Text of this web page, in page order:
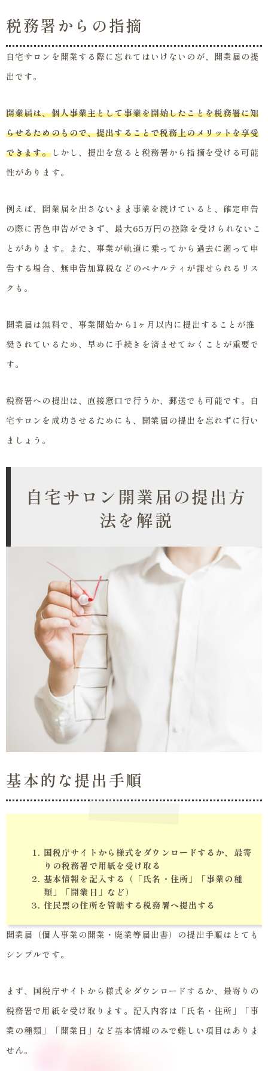
税務署からの指摘
自宅サロンを開業する際に忘れてはいけないのが、開業届の提
出です。
開業届は、個人事業主として事業を開始したことを税務署に知
らせるためのもので、提出することで税務上のメリットを享受
できます。しかし、提出を怠ると税務署から指摘を受ける可能
性があります。
例えば、開業届を出さないまま事業を続けていると、確定申告
の際に青色申告ができず、最大65万円の控除を受けられないこ
とがあります。また、事業が軌道に乗ってから過去に遡って申
告する場合、無申告加算税などのペナルティが課せられるリス
クも。
開業届は無料で、事業開始から1ヶ月以内に提出することが推
奨されているため、早めに手続きを済ませておくことが重要で
す。
税務署への提出は、直接窓口で行うか、郵送でも可能です。自
宅サロンを成功させるためにも、開業届の提出を忘れずに行い
ましょう。
自宅サロン開業届の提出方
法を解説
基本的な提出手順
国税庁サイトから様式をダウンロードするか、最寄
りの税務署で用紙を受け取る
基本情報を記入する（「氏名・住所」「事業の種
類」「開業日」など）
住民票の住所を管轄する税務署へ提出する
開業届（個人事業の開業・廃業等届出書）の提出手順はとても
シンプルです。
まず、国税庁サイトから様式をダウンロードするか、最寄りの
税務署で用紙を受け取ります。記入内容は「氏名・住所」「事
業の種類」「開業日」など基本情報のみで難しい項目はありま
せん。